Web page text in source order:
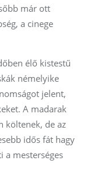
már ott
a cinege
élő kistestű
némelyike
jelent,
A madarak
költenek, de az
idős fát hagy
a mesterséges